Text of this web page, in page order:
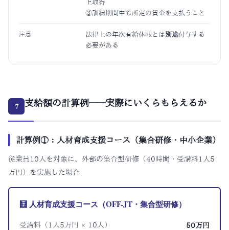
上取得
③訓練期間中も所定の賃金を支払うこと
注意 法律上の年次有給休暇とは別途付与する
必要がある
7 支給額の計算例——実際にいくらもらえるか
計算例①：人材育成支援コース（集合研修・中小企業）
従業員10人を対象に、外部の集合型研修（40時間・受講料1人5
万円）を実施した場合
🧮 人材育成支援コース（OFF-JT・集合型研修）
受講料（1人5万円 × 10人） 50万円